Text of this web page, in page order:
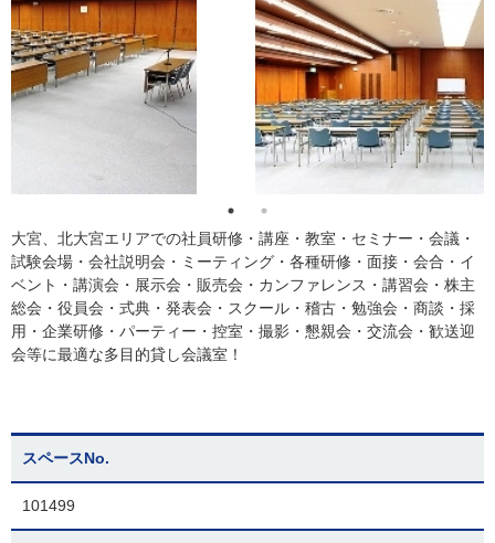
大宮、北大宮エリアでの社員研修・講座・教室・セミナー・会議・
試験会場・会社説明会・ミーティング・各種研修・面接・会合・イ
ベント・講演会・展示会・販売会・カンファレンス・講習会・株主
総会・役員会・式典・発表会・スクール・稽古・勉強会・商談・採
用・企業研修・パーティー・控室・撮影・懇親会・交流会・歓送迎
会等に最適な多目的貸し会議室！
スペースNo.
101499